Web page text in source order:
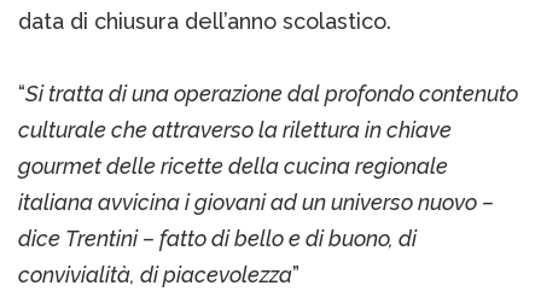
data di chiusura dell’anno scolastico.
“Si tratta di una operazione dal profondo contenuto
culturale che attraverso la rilettura in chiave
gourmet delle ricette della cucina regionale
italiana avvicina i giovani ad un universo nuovo –
dice Trentini – fatto di bello e di buono, di
convivialità, di piacevolezza”